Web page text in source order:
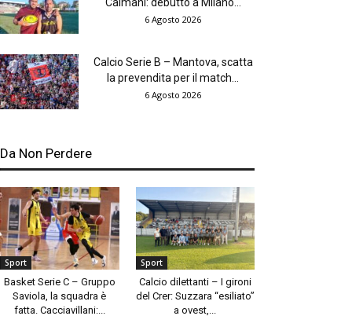
Caimani: debutto a Milano...
6 Agosto 2026
Calcio Serie B – Mantova, scatta
la prevendita per il match...
6 Agosto 2026
Da Non Perdere
Sport
Basket Serie C – Gruppo
Saviola, la squadra è
fatta. Cacciavillani:...
Sport
Calcio dilettanti – I gironi
del Crer: Suzzara “esiliato”
a ovest,...